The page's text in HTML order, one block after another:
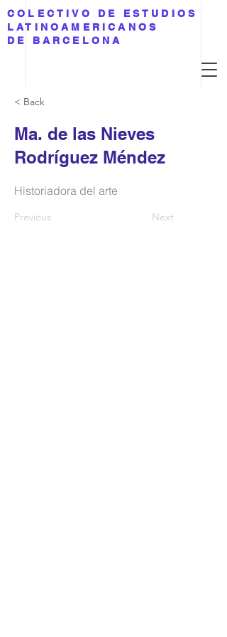
COLECTIVO DE ESTUDIOS
LATINOAMERICANOS
DE BARCELONA
< Back
Ma. de las Nieves
Rodríguez Méndez
Historiadora del arte
Previous Next